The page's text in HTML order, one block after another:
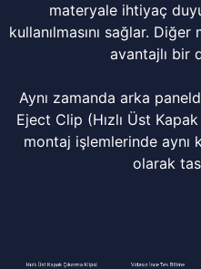
materyale ihtiyaç
kullanılmasını sağlar.
avantajlı bir
Aynı zamanda arka
Eject Clip (Hızlı Üst
montaj işlemlerinde aynı
olarak